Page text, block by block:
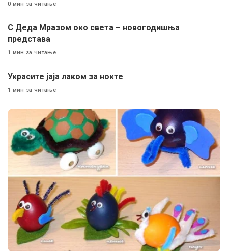
0 мин за читање
С Деда Мразом око света – новогодишња
представа
1 мин за читање
Украсите јаја лаком за нокте
1 мин за читање